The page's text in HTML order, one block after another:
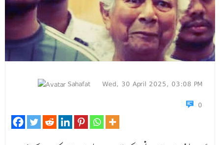
Sahafat
Wed, 30 April 2025, 03:08 PM
0